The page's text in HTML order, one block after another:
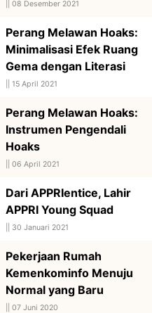
08 Desember 2021
Perang Melawan Hoaks:
Minimalisasi Efek Ruang
Gema dengan Literasi
15 April 2021
Perang Melawan Hoaks:
Instrumen Pengendali
Hoaks
06 April 2021
Dari APPRIentice, Lahir
APPRI Young Squad
30 Januari 2021
Pekerjaan Rumah
Kemenkominfo Menuju
Normal yang Baru
07 Juni 2020